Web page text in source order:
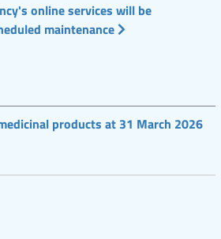
online services will be
maintenance
products at 31 March 2026